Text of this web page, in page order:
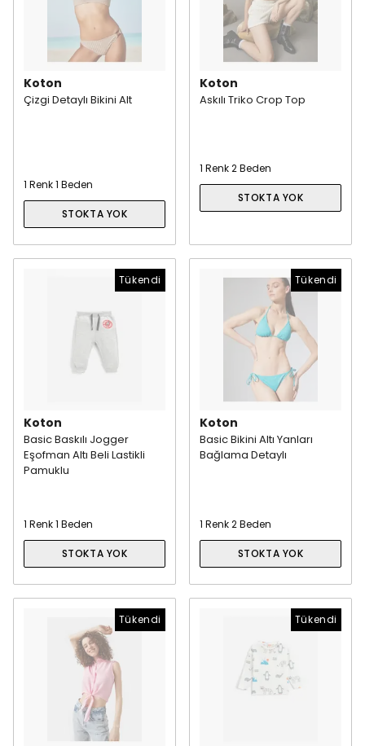
Koton
Çizgi Detaylı Bikini Alt
1 Renk 1 Beden
STOKTA YOK
Koton
Askılı Triko Crop Top
1 Renk 2 Beden
STOKTA YOK
Tükendi
Koton
Basic Baskılı Jogger
Eşofman Altı Beli Lastikli
Pamuklu
1 Renk 1 Beden
STOKTA YOK
Tükendi
Koton
Basic Bikini Altı Yanları
Bağlama Detaylı
1 Renk 2 Beden
STOKTA YOK
Tükendi Tükendi